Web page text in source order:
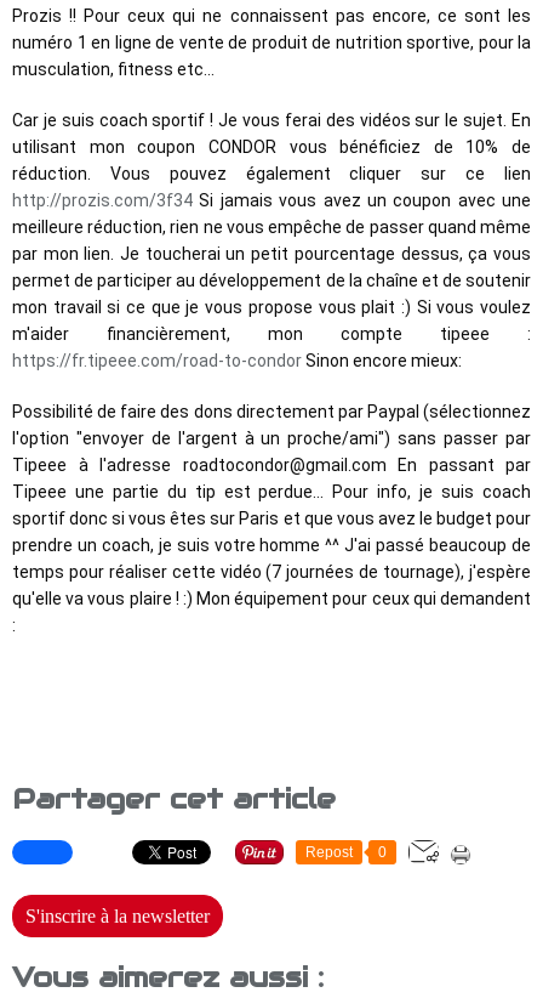
Prozis !! Pour ceux qui ne connaissent pas encore, ce sont les
numéro 1 en ligne de vente de produit de nutrition sportive, pour la
musculation, fitness etc...
Car je suis coach sportif ! Je vous ferai des vidéos sur le sujet. En
utilisant mon coupon CONDOR vous bénéficiez de 10% de
réduction. Vous pouvez également cliquer sur ce lien
http://prozis.com/3f34 Si jamais vous avez un coupon avec une
meilleure réduction, rien ne vous empêche de passer quand même
par mon lien. Je toucherai un petit pourcentage dessus, ça vous
permet de participer au développement de la chaîne et de soutenir
mon travail si ce que je vous propose vous plait :) Si vous voulez
m'aider financièrement, mon compte tipeee :
https://fr.tipeee.com/road-to-condor Sinon encore mieux:
Possibilité de faire des dons directement par Paypal (sélectionnez
l'option "envoyer de l'argent à un proche/ami") sans passer par
Tipeee à l'adresse roadtocondor@gmail.com En passant par
Tipeee une partie du tip est perdue... Pour info, je suis coach
sportif donc si vous êtes sur Paris et que vous avez le budget pour
prendre un coach, je suis votre homme ^^ J'ai passé beaucoup de
temps pour réaliser cette vidéo (7 journées de tournage), j'espère
qu'elle va vous plaire ! :) Mon équipement pour ceux qui demandent
:
Partager cet article
Repost 0
S'inscrire à la newsletter
Vous aimerez aussi :